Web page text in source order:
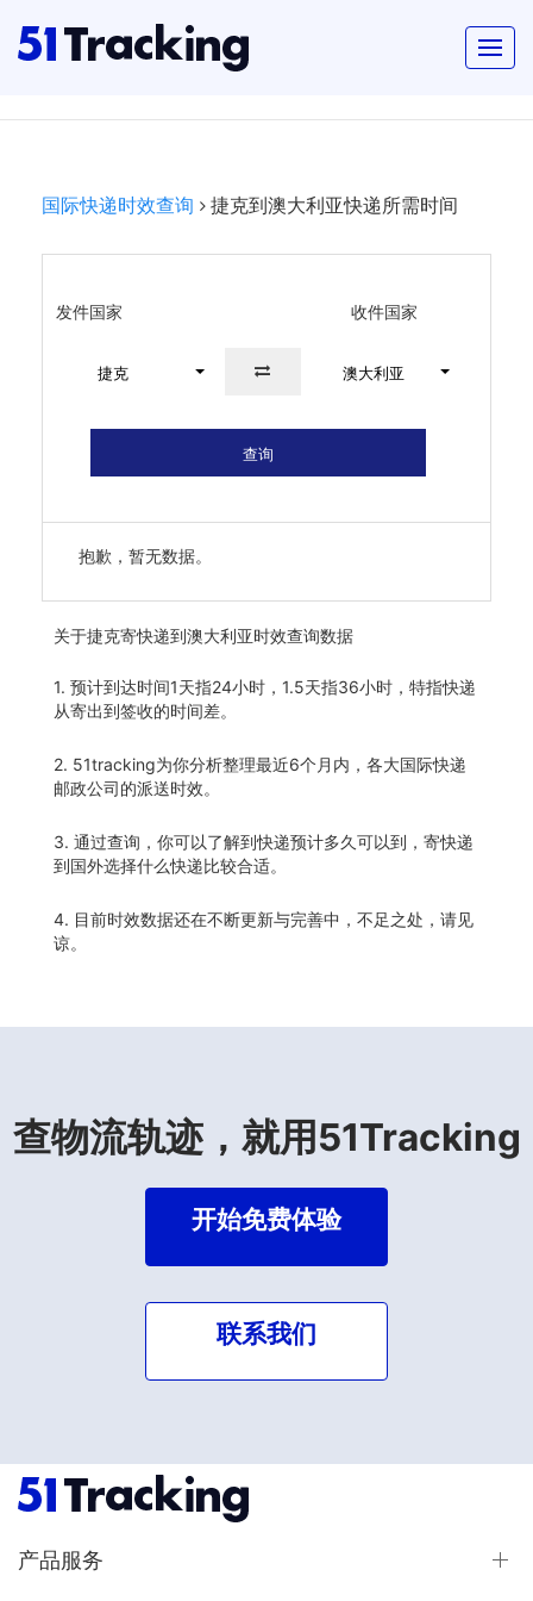
国际快递时效查询 捷克到澳大利亚快递所需时间
发件国家 收件国家
捷克 澳大利亚
查询
抱歉，暂无数据。
关于捷克寄快递到澳大利亚时效查询数据
1. 预计到达时间1天指24小时，1.5天指36小时，特指快递
从寄出到签收的时间差。
2. 51tracking为你分析整理最近6个月内，各大国际快递
邮政公司的派送时效。
3. 通过查询，你可以了解到快递预计多久可以到，寄快递
到国外选择什么快递比较合适。
4. 目前时效数据还在不断更新与完善中，不足之处，请见
谅。
查物流轨迹，就用51Tracking
开始免费体验
联系我们
产品服务